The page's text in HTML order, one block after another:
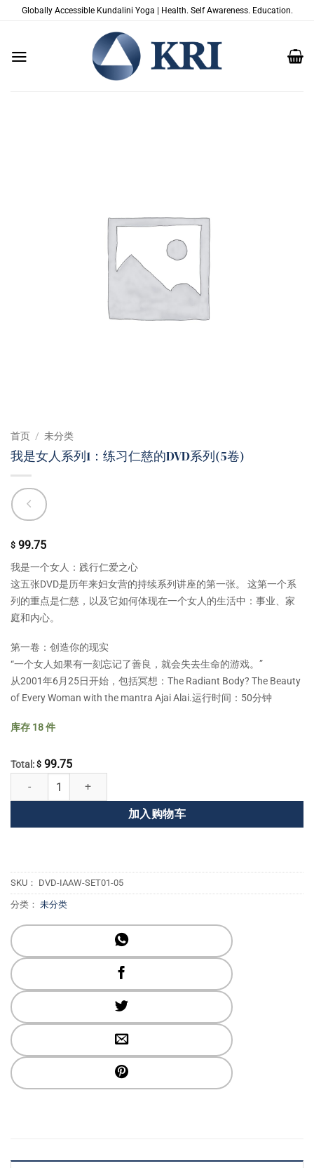
Globally Accessible Kundalini Yoga | Health. Self Awareness. Education.
首页 / 未分类
我是女人系列1：练习仁慈的DVD系列(5卷)
$ 99.75
我是一个女人：践行仁爱之心
这五张DVD是历年来妇女营的持续系列讲座的第一张。 这第一个系
列的重点是仁慈，以及它如何体现在一个女人的生活中：事业、家
庭和内心。
第一卷：创造你的现实
“一个女人如果有一刻忘记了善良，就会失去生命的游戏。”
从2001年6月25日开始，包括冥想：The Radiant Body? The Beauty
of Every Woman with the mantra Ajai Alai.运行时间：50分钟
库存 18 件
Total: $ 99.75
我是女人系列1：练习仁慈的DVD系列(5卷) 数量
加入购物车
SKU： DVD-IAAW-SET01-05
分类： 未分类